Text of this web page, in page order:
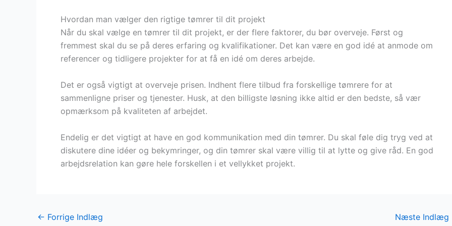
Hvordan man vælger den rigtige tømrer til dit projekt
Når du skal vælge en tømrer til dit projekt, er der flere faktorer, du bør overveje. Først og
fremmest skal du se på deres erfaring og kvalifikationer. Det kan være en god idé at anmode om
referencer og tidligere projekter for at få en idé om deres arbejde.
Det er også vigtigt at overveje prisen. Indhent flere tilbud fra forskellige tømrere for at
sammenligne priser og tjenester. Husk, at den billigste løsning ikke altid er den bedste, så vær
opmærksom på kvaliteten af arbejdet.
Endelig er det vigtigt at have en god kommunikation med din tømrer. Du skal føle dig tryg ved at
diskutere dine idéer og bekymringer, og din tømrer skal være villig til at lytte og give råd. En god
arbejdsrelation kan gøre hele forskellen i et vellykket projekt.
← Forrige Indlæg Næste Indlæg